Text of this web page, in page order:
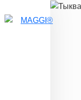
Перейти к